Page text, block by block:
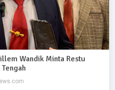
Wandik Minta Restu